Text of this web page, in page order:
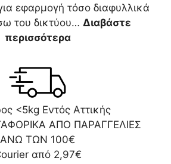
εφαρμογή τόσο διαφυλλικά
του δικτύου… Διαβάστε
περισσότερα
<5kg Εντός Αττικής
ΑΠΟ ΠΑΡΑΓΓΕΛΙΕΣ
ΑΝΩ ΤΩΝ 100€
από 2,97€